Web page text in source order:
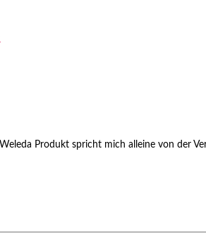
Produkt spricht mich alleine von der